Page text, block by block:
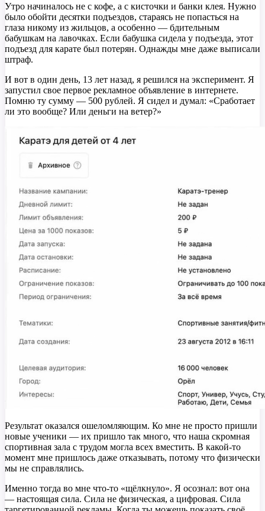
Утро начиналось не с кофе, а с кисточки и банки клея. Нужно
было обойти десятки подъездов, стараясь не попасться на
глаза никому из жильцов, а особенно — бдительным
бабушкам на лавочках. Если бабушка сидела у подъезда, этот
подъезд для карате был потерян. Однажды мне даже выписали
штраф.
И вот в один день, 13 лет назад, я решился на эксперимент. Я
запустил свое первое рекламное объявление в интернете.
Помню ту сумму — 500 рублей. Я сидел и думал: «Сработает
ли это вообще? Или деньги на ветер?»
Результат оказался ошеломляющим. Ко мне не просто пришли
новые ученики — их пришло так много, что наша скромная
спортивная зала с трудом могла всех вместить. В какой-то
момент мне пришлось даже отказывать, потому что физически
мы не справлялись.
Именно тогда во мне что-то «щёлкнуло». Я осознал: вот она
— настоящая сила. Сила не физическая, а цифровая. Сила